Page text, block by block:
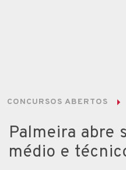
CONCURSOS ABERTOS
Palmeira abre
médio e